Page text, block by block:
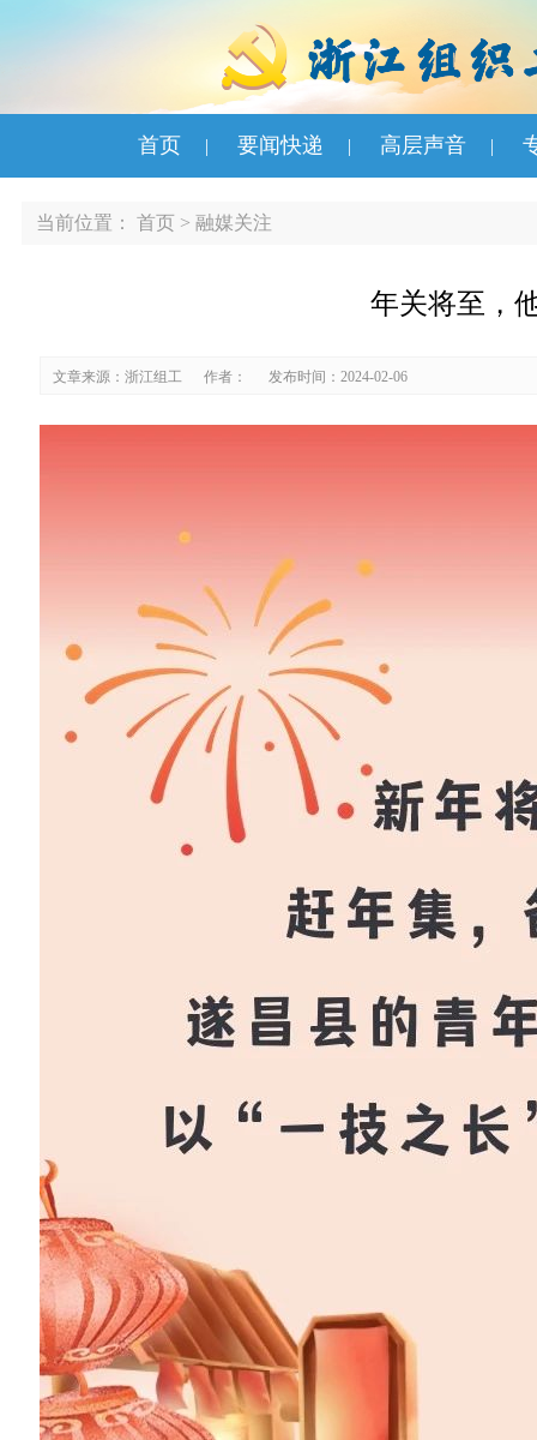
首页 | 要闻快递 | 高层声音 |
当前位置： 首页 > 融媒关注
年关将至，
文章来源：浙江组工 作者： 发布时间：2024-02-06